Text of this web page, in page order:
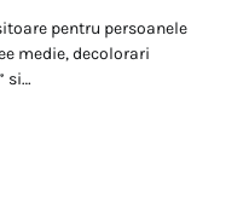
pentru persoanele
medie, decolorari
si…